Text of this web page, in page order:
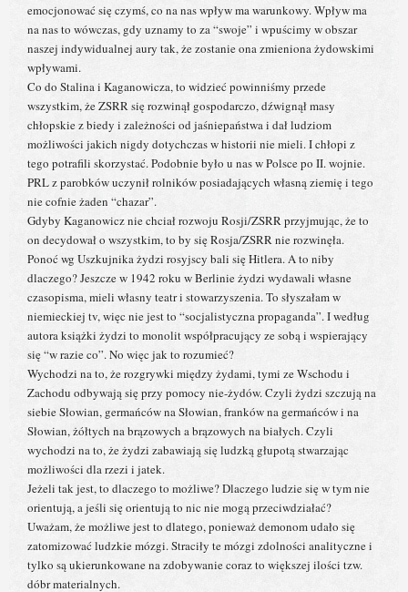
emocjonować się czymś, co na nas wpływ ma warunkowy. Wpływ ma
na nas to wówczas, gdy uznamy to za “swoje” i wpuścimy w obszar
naszej indywidualnej aury tak, że zostanie ona zmieniona żydowskimi
wpływami.
Co do Stalina i Kaganowicza, to widzieć powinniśmy przede
wszystkim, że ZSRR się rozwinął gospodarczo, dźwignął masy
chłopskie z biedy i zależności od jaśniepaństwa i dał ludziom
możliwości jakich nigdy dotychczas w historii nie mieli. I chłopi z
tego potrafili skorzystać. Podobnie było u nas w Polsce po II. wojnie.
PRL z parobków uczynił rolników posiadających własną ziemię i tego
nie cofnie żaden “chazar”.
Gdyby Kaganowicz nie chciał rozwoju Rosji/ZSRR przyjmując, że to
on decydował o wszystkim, to by się Rosja/ZSRR nie rozwinęła.
Ponoć wg Uszkujnika żydzi rosyjscy bali się Hitlera. A to niby
dlaczego? Jeszcze w 1942 roku w Berlinie żydzi wydawali własne
czasopisma, mieli własny teatr i stowarzyszenia. To słyszałam w
niemieckiej tv, więc nie jest to “socjalistyczna propaganda”. I według
autora książki żydzi to monolit współpracujący ze sobą i wspierający
się “w razie co”. No więc jak to rozumieć?
Wychodzi na to, że rozgrywki między żydami, tymi ze Wschodu i
Zachodu odbywają się przy pomocy nie-żydów. Czyli żydzi szczują na
siebie Słowian, germańców na Słowian, franków na germańców i na
Słowian, żółtych na brązowych a brązowych na białych. Czyli
wychodzi na to, że żydzi zabawiają się ludzką głupotą stwarzając
możliwości dla rzezi i jatek.
Jeżeli tak jest, to dlaczego to możliwe? Dlaczego ludzie się w tym nie
orientują, a jeśli się orientują to nic nie mogą przeciwdziałać?
Uważam, że możliwe jest to dlatego, ponieważ demonom udało się
zatomizować ludzkie mózgi. Straciły te mózgi zdolności analityczne i
tylko są ukierunkowane na zdobywanie coraz to większej ilości tzw.
dóbr materialnych.